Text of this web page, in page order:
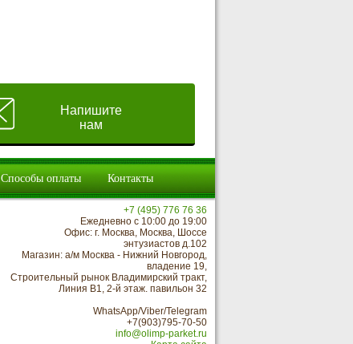
Напишите
нам
Способы оплаты Контакты
+7 (495) 776 76 36
Ежедневно с 10:00 до 19:00
Офис: г. Москва, Москва, Шоссе
энтузиастов д.102
Магазин: а/м Москва - Нижний Новгород,
владение 19,
Строительный рынок Владимирский тракт,
Линия В1, 2-й этаж. павильон 32
WhatsApp/Viber/Telegram
+7(903)795-70-50
info@olimp-parket.ru